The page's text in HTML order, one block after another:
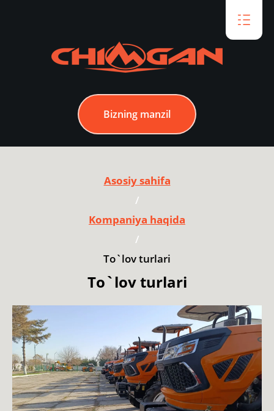
Bizning manzil
Asosiy sahifa
/
Kompaniya haqida
/
To`lov turlari
To`lov turlari